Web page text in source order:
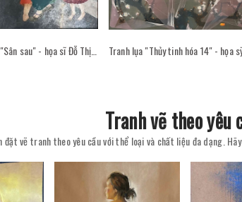
Tranh vẽ theo yêu
đặt vẽ tranh theo yêu cầu với thể loại và chất liệu đa dạng.